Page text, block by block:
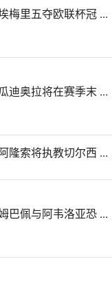
梅里五夺欧联杯冠 ...
迪奥拉将在赛季末 ...
隆索将执教切尔西 ...
巴佩与阿韦洛亚恐 ...